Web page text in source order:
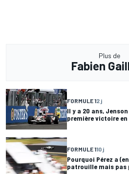
Plus de
Fabien
FORMULE 12 j
Il y a 20 ans,
première victoire en
FORMULE 110 j
Pourquoi Pérez a
patrouille mais pas